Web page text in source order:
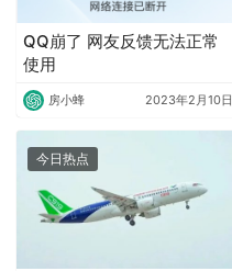
QQ崩了 网友反馈无法正常
使用
房小蜂 2023年2月10日
今日热点